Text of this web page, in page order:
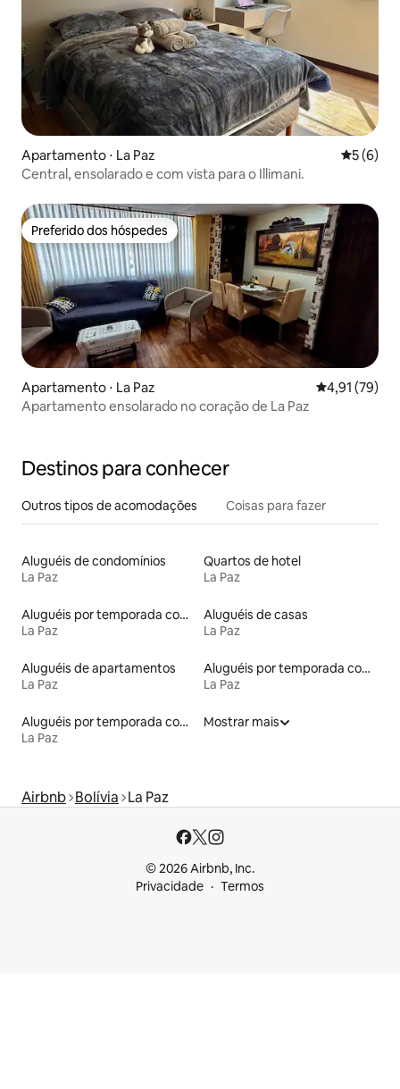
Apartamento ⋅ La Paz 5 de
5 (6)
Central, ensolarado e com vista para o Illimani.
Preferido dos hóspedes
Preferido dos hóspedes
Apartamento ⋅ La Paz 4,91 de uma
4,91 (79)
Apartamento ensolarado no coração de La Paz
Destinos para conhecer
Outros tipos de acomodações Coisas para fazer
Aluguéis de condomínios
La Paz
Quartos de hotel
La Paz
Aluguéis por temporada com suítes privativas
La Paz
Aluguéis de casas
La Paz
Aluguéis de apartamentos
La Paz
Aluguéis por temporada com sauna
La Paz
Aluguéis por temporada com acesso ao lago
La Paz
Mostrar mais
Airbnb Bolívia La Paz
© 2026 Airbnb, Inc.
Privacidade
Termos